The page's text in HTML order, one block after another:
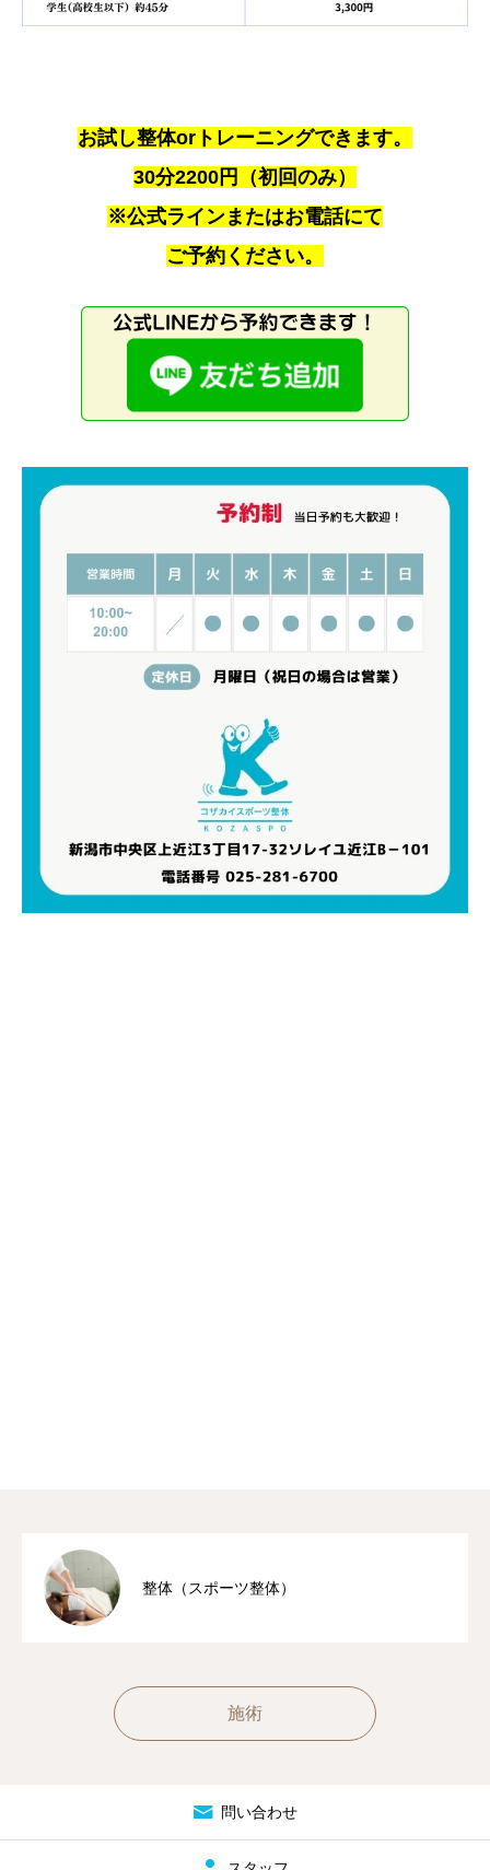
お試し整体orトレーニングできます。
30分2200円（初回のみ）
※公式ラインまたはお電話にて
ご予約ください。
整体（スポーツ整体）
施術
問い合わせ